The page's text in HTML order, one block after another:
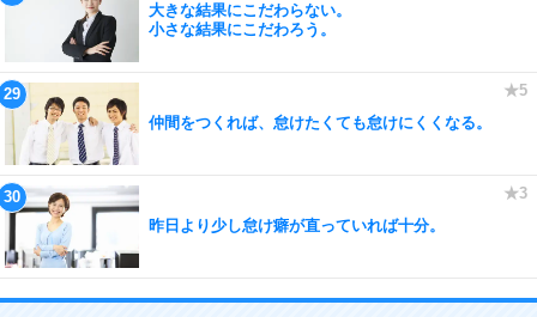
大きな結果にこだわらない。
小さな結果にこだわろう。
仲間をつくれば、怠けたくても怠けにくくなる。
昨日より少し怠け癖が直っていれば十分。